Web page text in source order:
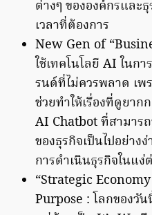
ต่างๆ ขององค์กรและ
เวลาที่ต้องการ
New Gen of
ใช้เทคโนโลยี AI ในก
รนด์ที่ไม่ควรพลาด เพ
ช่วยทำให้เรื่องที่ดูยาก
AI Chatbot ที่สามาร
ของธุรกิจเป็นไปอย่าง
การดำเนินธุรกิจในแง่
“Strategic
Purpose : โลกของวั